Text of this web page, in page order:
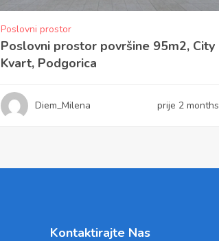
Poslovni prostor
Poslovni prostor površine 95m2, City
Kvart, Podgorica
Diem_Milena prije 2 months
Kontaktirajte Nas